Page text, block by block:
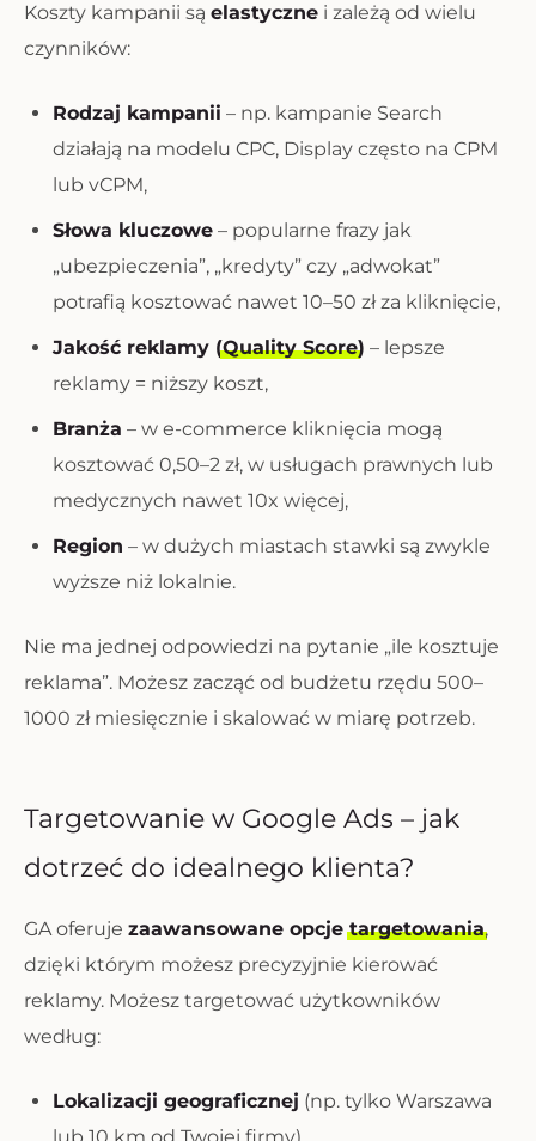
Koszty kampanii są elastyczne i zależą od wielu
czynników:
Rodzaj kampanii – np. kampanie Search
działają na modelu CPC, Display często na CPM
lub vCPM,
Słowa kluczowe – popularne frazy jak
„ubezpieczenia”, „kredyty” czy „adwokat”
potrafią kosztować nawet 10–50 zł za kliknięcie,
Jakość reklamy (Quality Score) – lepsze
reklamy = niższy koszt,
Branża – w e-commerce kliknięcia mogą
kosztować 0,50–2 zł, w usługach prawnych lub
medycznych nawet 10x więcej,
Region – w dużych miastach stawki są zwykle
wyższe niż lokalnie.
Nie ma jednej odpowiedzi na pytanie „ile kosztuje
reklama”. Możesz zacząć od budżetu rzędu 500–
1000 zł miesięcznie i skalować w miarę potrzeb.
Targetowanie w Google Ads – jak
dotrzeć do idealnego klienta?
GA oferuje zaawansowane opcjetargetowania,
dzięki którym możesz precyzyjnie kierować
reklamy. Możesz targetować użytkowników
według:
Lokalizacji geograficznej (np. tylko Warszawa